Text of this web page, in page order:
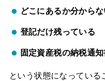
どこにあるか分からな
登記だけ残っている
固定資産税の納税通知
という状態になっている